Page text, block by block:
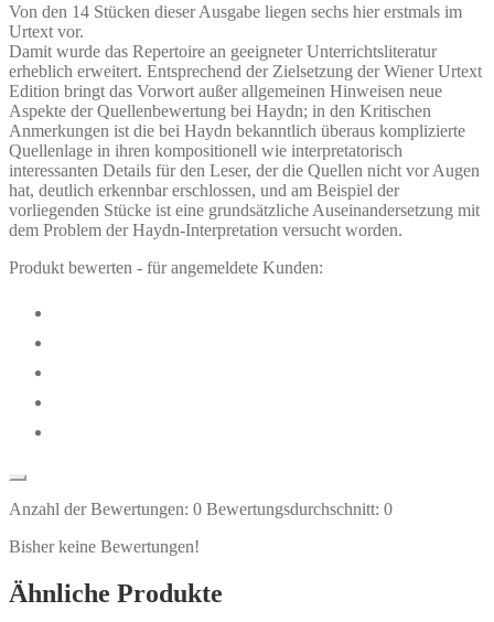
Von den 14 Stücken dieser Ausgabe liegen sechs hier erstmals im
Urtext vor.
Damit wurde das Repertoire an geeigneter Unterrichtsliteratur
erheblich erweitert. Entsprechend der Zielsetzung der Wiener Urtext
Edition bringt das Vorwort außer allgemeinen Hinweisen neue
Aspekte der Quellenbewertung bei Haydn; in den Kritischen
Anmerkungen ist die bei Haydn bekanntlich überaus komplizierte
Quellenlage in ihren kompositionell wie interpretatorisch
interessanten Details für den Leser, der die Quellen nicht vor Augen
hat, deutlich erkennbar erschlossen, und am Beispiel der
vorliegenden Stücke ist eine grundsätzliche Auseinandersetzung mit
dem Problem der Haydn-Interpretation versucht worden.
Produkt bewerten - für angemeldete Kunden:
Anzahl der Bewertungen: 0 Bewertungsdurchschnitt: 0
Bisher keine Bewertungen!
Ähnliche Produkte